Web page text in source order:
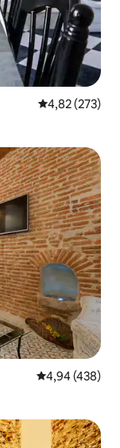
Évaluation
4,82 (273)
Évaluation
4,94 (438)